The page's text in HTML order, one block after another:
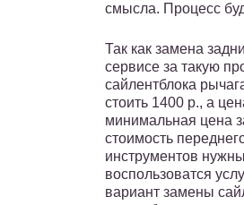
смысла. Процесс
Так как замена
сервисе за такую
сайлентблока
стоить 1400 р., а
минимальная цена
стоимость
инструментов
воспользоватся
вариант замены